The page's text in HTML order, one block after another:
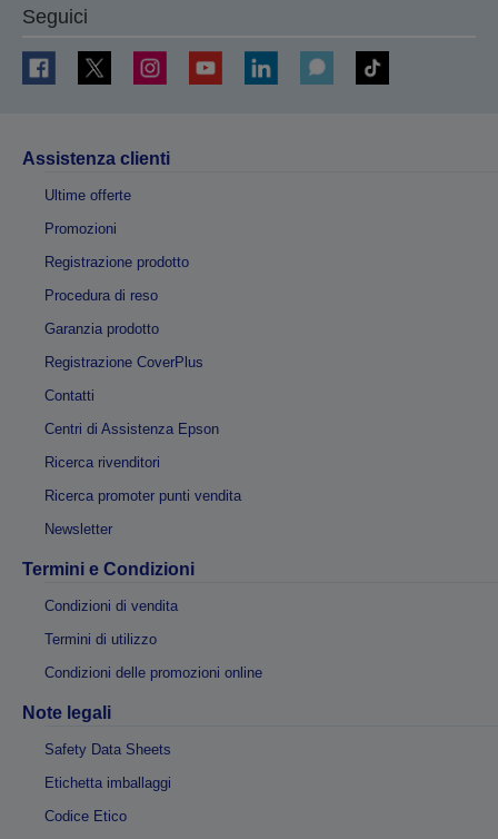
Seguici
Assistenza clienti
Ultime offerte
Promozioni
Registrazione prodotto
Procedura di reso
Garanzia prodotto
Registrazione CoverPlus
Contatti
Centri di Assistenza Epson
Ricerca rivenditori
Ricerca promoter punti vendita
Newsletter
Termini e Condizioni
Condizioni di vendita
Termini di utilizzo
Condizioni delle promozioni online
Note legali
Safety Data Sheets
Etichetta imballaggi
Codice Etico